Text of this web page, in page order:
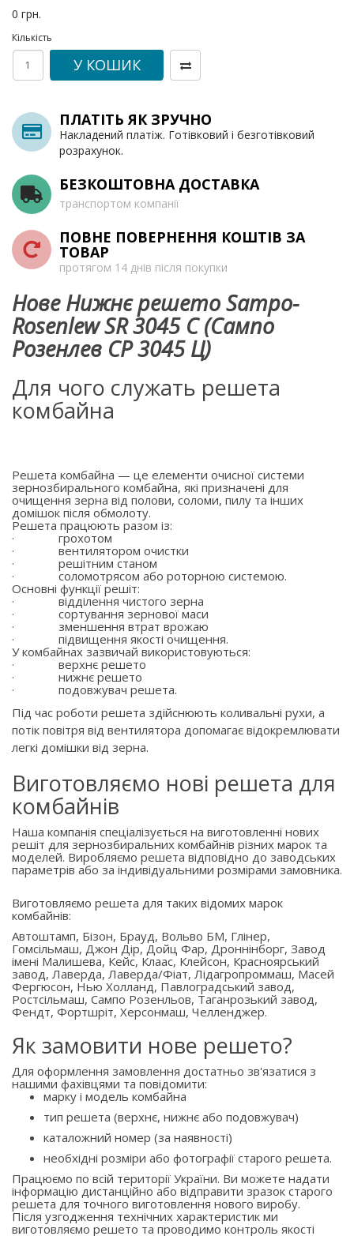
0 грн.
Кількість
У КОШИК
ПЛАТІТЬ ЯК ЗРУЧНО
Накладений платіж. Готівковий і безготівковий
розрахунок.
БЕЗКОШТОВНА ДОСТАВКА
транспортом компанії
ПОВНЕ ПОВЕРНЕННЯ КОШТІВ ЗА
ТОВАР
протягом 14 днів після покупки
Нове Нижнє решето Sampo-
Rosenlew SR 3045 C (Сампо
Розенлев СР 3045 Ц)
Для чого служать решета
комбайна
Решета комбайна — це елементи очисної системи
зернозбирального комбайна, які призначені для
очищення зерна від полови, соломи, пилу та інших
домішок після обмолоту.
Решета працюють разом із:
·
грохотом
·
вентилятором очистки
·
решітним станом
·
соломотрясом або роторною системою.
Основні функції решіт:
·
відділення чистого зерна
·
сортування зернової маси
·
зменшення втрат врожаю
·
підвищення якості очищення.
У комбайнах зазвичай використовуються:
·
верхнє решето
·
нижнє решето
·
подовжувач решета.
Під час роботи решета здійснюють коливальні рухи, а
потік повітря від вентилятора допомагає відокремлювати
легкі домішки від зерна.
Виготовляємо нові решета для
комбайнів
Наша компанія спеціалізується на виготовленні нових
решіт для зернозбиральних комбайнів різних марок та
моделей. Виробляємо решета відповідно до заводських
параметрів або за індивідуальними розмірами замовника.
Виготовляємо решета для таких відомих марок
комбайнів:
Автоштамп, Бізон, Брауд, Вольво БМ, Глінер,
Гомсільмаш, Джон Дір, Дойц Фар, Дроннінборг, Завод
імені Малишева, Кейс, Клаас, Клейсон, Красноярський
завод, Лаверда, Лаверда/Фіат, Лідагропроммаш, Масей
Фергюсон, Нью Холланд, Павлоградський завод,
Ростсільмаш, Сампо Розенльов, Таганрозький завод,
Фендт, Фортшріт, Херсонмаш, Челленджер.
Як замовити нове решето?
Для оформлення замовлення достатньо зв'язатися з
нашими фахівцями та повідомити:
марку і модель комбайна
тип решета (верхнє, нижнє або подовжувач)
каталожний номер (за наявності)
необхідні розміри або фотографії старого решета.
Працюємо по всій території України. Ви можете надати
інформацію дистанційно або відправити зразок старого
решета для точного виготовлення нового виробу.
Після узгодження технічних характеристик ми
виготовляємо решето та проводимо контроль якості